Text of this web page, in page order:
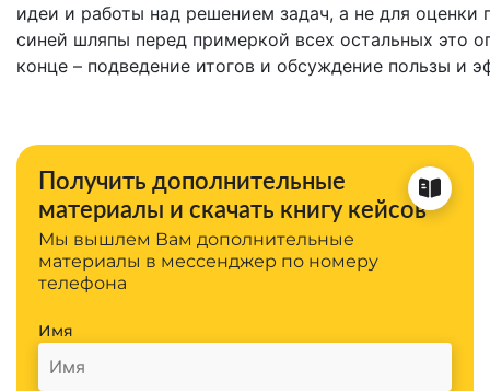
идеи и работы над решением задач, а не для оценки
синей шляпы перед примеркой всех остальных это
конце – подведение итогов и обсуждение пользы и
Получить дополнительные
материалы и скачать книгу кейсов
Мы вышлем Вам дополнительные
материалы в мессенджер по номеру
телефона
Имя